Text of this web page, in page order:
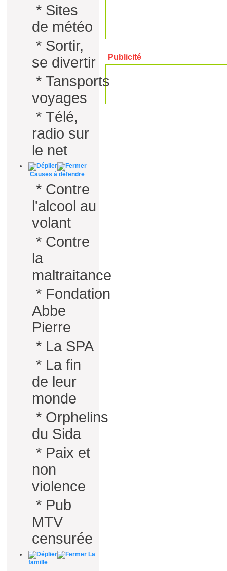
* Sites
de météo
* Sortir,
se divertir
* Tansports
voyages
* Télé,
radio sur
le net
Causes à défendre
* Contre
l'alcool au
volant
* Contre
la
maltraitance
* Fondation
Abbe
Pierre
* La SPA
* La fin
de leur
monde
* Orphelins
du Sida
* Paix et
non
violence
* Pub
MTV
censurée
La
famille
Publicité